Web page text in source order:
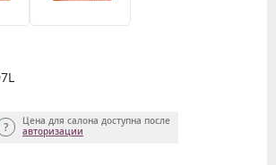
Цена для салона доступна после
авторизации